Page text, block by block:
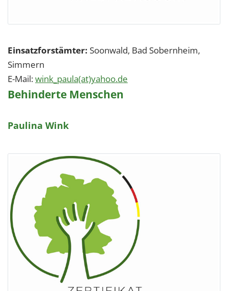
Einsatzforstämter: Soonwald, Bad Sobernheim,
Simmern
E-Mail:wink_paula(at)yahoo.de
Behinderte Menschen
Paulina Wink